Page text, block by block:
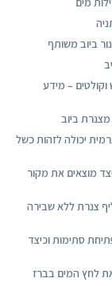
ביוב משותף
וקולטים – מידע
ביוב
יכולה לזהות כשל
מוצאים את מקור
צנרת ללא שבירה
סתימות וכיצד
לחץ המים בברז